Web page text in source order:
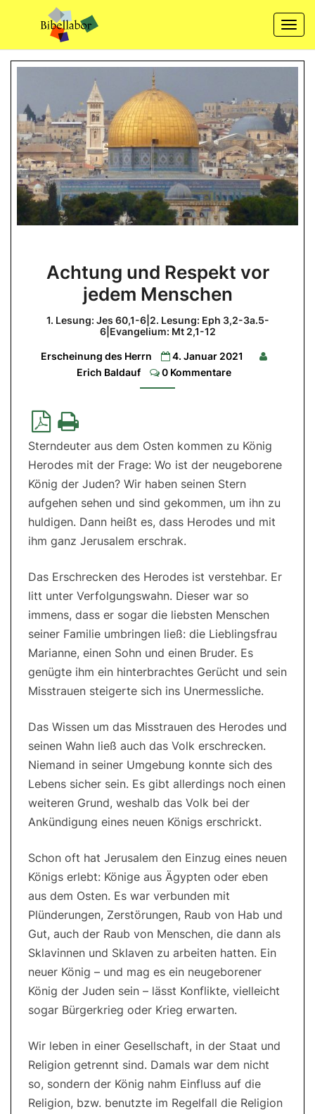
content
und
Respekt
vor
jedem
Menschen
1.
3a.5-
6|Evangelium:
Mt
2,1-
12
Achtung und Respekt vor
jedem Menschen
1. Lesung: Jes 60,1-6|2. Lesung: Eph 3,2-3a.5-
6|Evangelium: Mt 2,1-12
Erscheinung des Herrn
4. Januar 2021
Erich Baldauf
Comments
0 Kommentare
Sterndeuter aus dem Osten kommen zu König
Herodes mit der Frage: Wo ist der neugeborene
König der Juden? Wir haben seinen Stern
aufgehen sehen und sind gekommen, um ihn zu
huldigen. Dann heißt es, dass Herodes und mit
ihm ganz Jerusalem erschrak.
Das Erschrecken des Herodes ist verstehbar. Er
litt unter Verfolgungswahn. Dieser war so
immens, dass er sogar die liebsten Menschen
seiner Familie umbringen ließ: die Lieblingsfrau
Marianne, einen Sohn und einen Bruder. Es
genügte ihm ein hinterbrachtes Gerücht und sein
Misstrauen steigerte sich ins Unermessliche.
Das Wissen um das Misstrauen des Herodes und
seinen Wahn ließ auch das Volk erschrecken.
Niemand in seiner Umgebung konnte sich des
Lebens sicher sein. Es gibt allerdings noch einen
weiteren Grund, weshalb das Volk bei der
Ankündigung eines neuen Königs erschrickt.
Schon oft hat Jerusalem den Einzug eines neuen
Königs erlebt: Könige aus Ägypten oder eben
aus dem Osten. Es war verbunden mit
Plünderungen, Zerstörungen, Raub von Hab und
Gut, auch der Raub von Menschen, die dann als
Sklavinnen und Sklaven zu arbeiten hatten. Ein
neuer König – und mag es ein neugeborener
König der Juden sein – lässt Konflikte, vielleicht
sogar Bürgerkrieg oder Krieg erwarten.
Wir leben in einer Gesellschaft, in der Staat und
Religion getrennt sind. Damals war dem nicht
so, sondern der König nahm Einfluss auf die
Religion, bzw. benutzte im Regelfall die Religion